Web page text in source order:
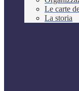
Le carte
La storia